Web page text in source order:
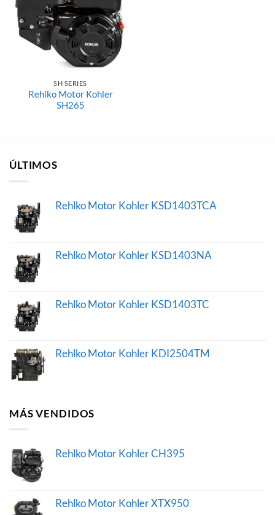
lista de
deseos
SH SERIES
Rehlko Motor Kohler
SH265
ÚLTIMOS
Rehlko Motor Kohler KSD1403TCA
Rehlko Motor Kohler KSD1403NA
Rehlko Motor Kohler KSD1403TC
Rehlko Motor Kohler KDI2504TM
MÁS VENDIDOS
Rehlko Motor Kohler CH395
Rehlko Motor Kohler XTX950